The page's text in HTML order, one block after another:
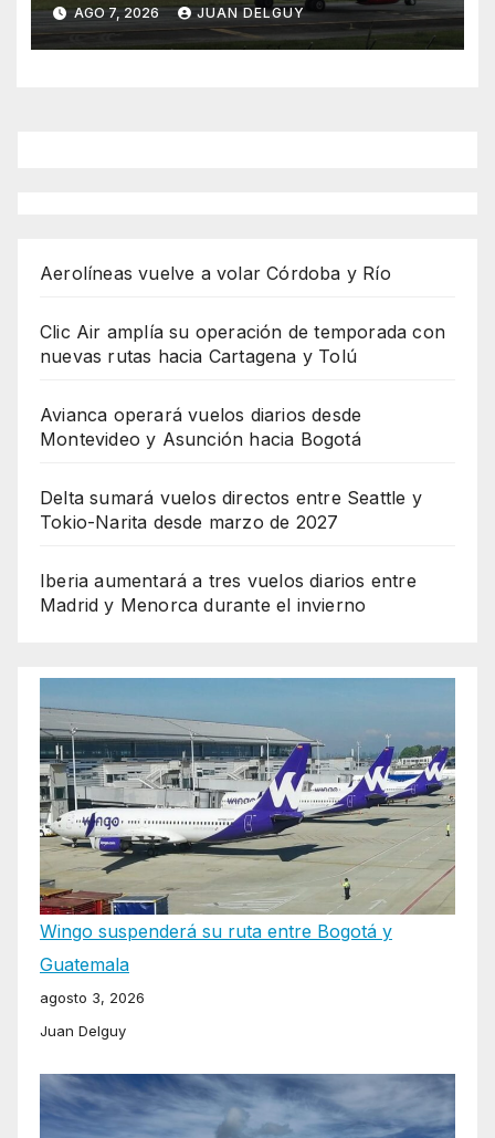
AGO 7, 2026 JUAN DELGUY
Aerolíneas vuelve a volar Córdoba y Río
Clic Air amplía su operación de temporada con
nuevas rutas hacia Cartagena y Tolú
Avianca operará vuelos diarios desde
Montevideo y Asunción hacia Bogotá
Delta sumará vuelos directos entre Seattle y
Tokio-Narita desde marzo de 2027
Iberia aumentará a tres vuelos diarios entre
Madrid y Menorca durante el invierno
Wingo suspenderá su ruta entre Bogotá y
Guatemala
agosto 3, 2026
Juan Delguy